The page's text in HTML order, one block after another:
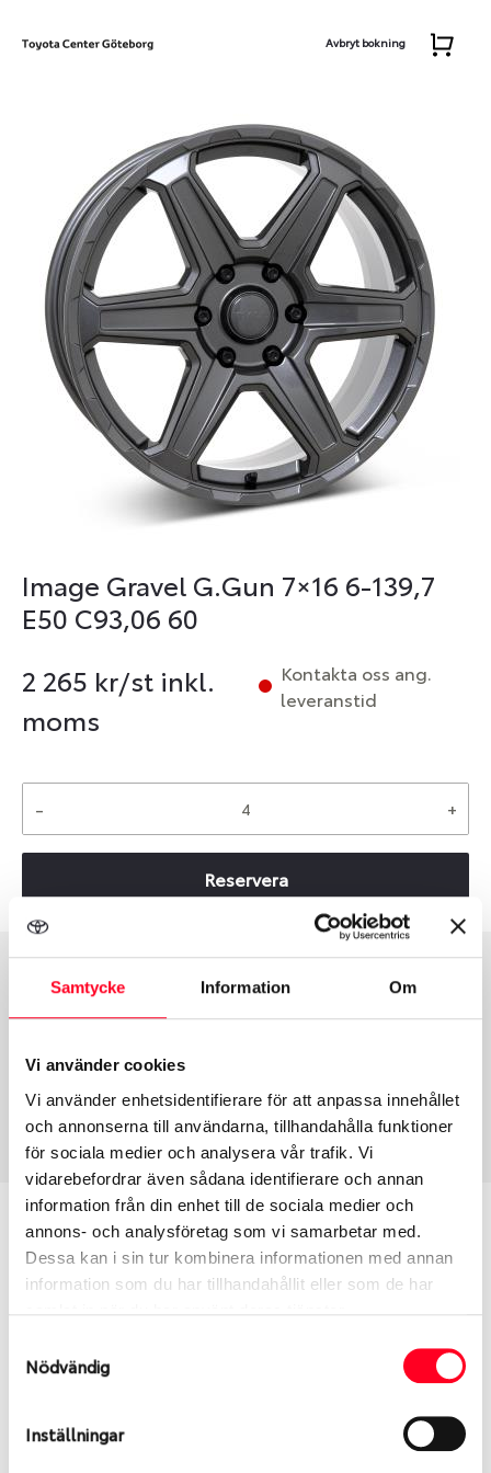
Samtycke Information Om
Vi använder cookies
Vi använder enhetsidentifierare för att anpassa innehållet
och annonserna till användarna, tillhandahålla funktioner
för sociala medier och analysera vår trafik. Vi
vidarebefordrar även sådana identifierare och annan
information från din enhet till de sociala medier och
annons- och analysföretag som vi samarbetar med.
Dessa kan i sin tur kombinera informationen med annan
information som du har tillhandahållit eller som de har
Nödvändig
Inställningar
Avbryt bokning
Image Gravel G.Gun 7×16 6-139,7
E50 C93,06 60
2 265 kr/st inkl.
moms
Kontakta oss ang.
leveranstid
- +
Reservera
Group
Fälg PV/C LM
Tum
16
50
Centre Diameter
139.7
Art nummer
13931
Passar denna fälg min bil?
Ange registreringsnummer för att se om den fälg
Ibland kan fälgen ha bytts ut under årens lopp och
inte vara samma dimension som bilen hade ut från